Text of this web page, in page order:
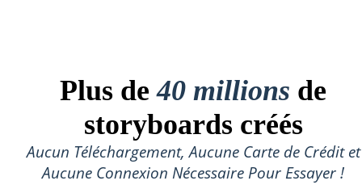
Plus de40 millions de
storyboards créés
Aucun Téléchargement, Aucune Carte de Crédit et
Aucune Connexion Nécessaire Pour Essayer !